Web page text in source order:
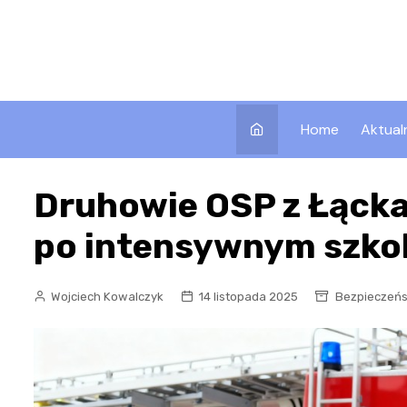
Home
Druhowie OSP z
po intensywnym
Wojciech Kowalczyk 14 listopada 2025